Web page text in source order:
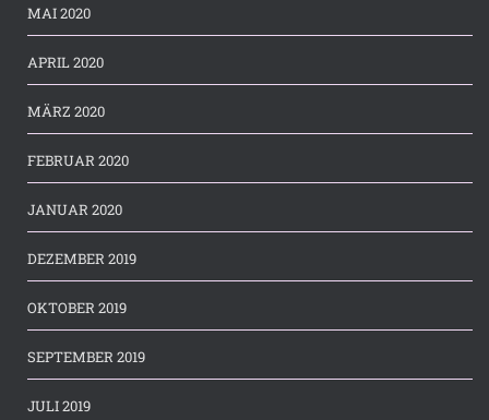
MAI 2020
APRIL 2020
MÄRZ 2020
FEBRUAR 2020
JANUAR 2020
DEZEMBER 2019
OKTOBER 2019
SEPTEMBER 2019
JULI 2019